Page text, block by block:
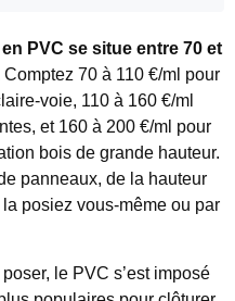
PVC se situe entre 70 et
Comptez 70 à 110 €/ml pour
voie, 110 à 160 €/ml
et 160 à 200 €/ml pour
bois de grande hauteur.
panneaux, de la hauteur
posiez vous-même ou par
le PVC s’est imposé